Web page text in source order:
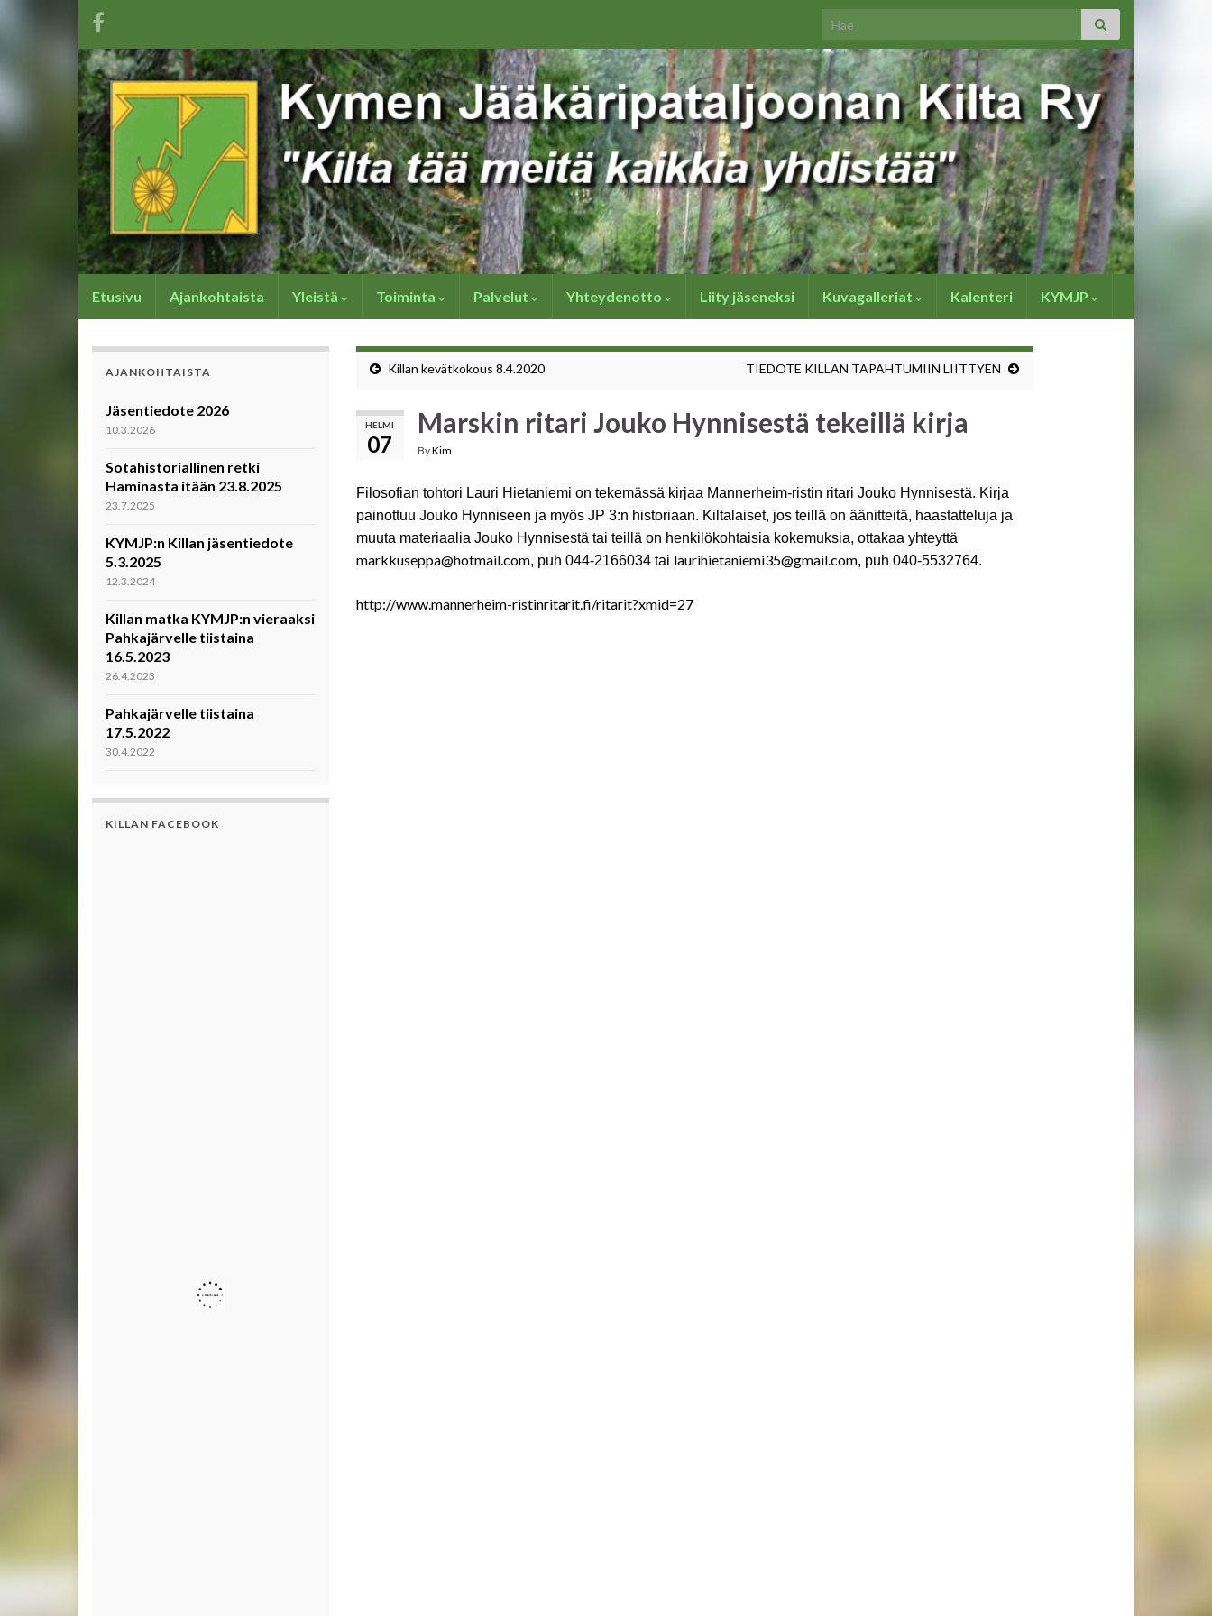
Search for:
Etusivu Ajankohtaista Yleistä Toiminta Palvelut Yhteydenotto Liity jäseneksi Kuvagalleriat Kalenteri KYMJP
Killan kevätkokous 8.4.2020 TIEDOTE KILLAN TAPAHTUMIIN LIITTYEN
HELMI
07
Marskin ritari Jouko Hynnisestä tekeillä kirja
ByKim
Filosofian tohtori Lauri Hietaniemi on tekemässä kirjaa Mannerheim-ristin ritari Jouko Hynnisestä. Kirja
painottuu Jouko Hynniseen ja myös JP 3:n historiaan. Kiltalaiset, jos teillä on äänitteitä, haastatteluja ja
muuta materiaalia Jouko Hynnisestä tai teillä on henkilökohtaisia kokemuksia, ottakaa yhteyttä
markkuseppa@hotmail.com, puh 044-2166034 tai laurihietaniemi35@gmail.com, puh 040-5532764.
http://www.mannerheim-ristinritarit.fi/ritarit?xmid=27
AJANKOHTAISTA
Jäsentiedote 2026
10.3.2026
Sotahistoriallinen retki
Haminasta itään 23.8.2025
23.7.2025
KYMJP:n Killan jäsentiedote
5.3.2025
12.3.2024
Killan matka KYMJP:n vieraaksi
Pahkajärvelle tiistaina
16.5.2023
26.4.2023
Pahkajärvelle tiistaina
17.5.2022
30.4.2022
KILLAN FACEBOOK